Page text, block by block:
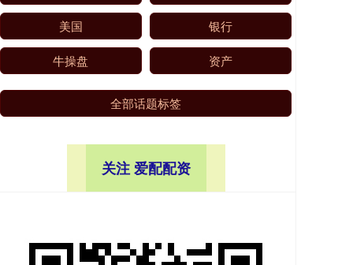
美国 银行
牛操盘 资产
全部话题标签
关注 爱配配资